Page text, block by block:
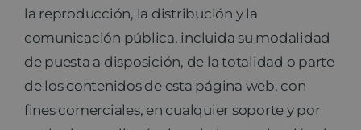
la reproducción, la distribución y la
comunicación pública, incluida su modalidad
de puesta a disposición, de la totalidad o parte
de los contenidos de esta página web, con
fines comerciales, en cualquier soporte y por